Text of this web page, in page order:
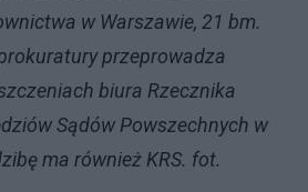
w Warszawie, 21 bm.
przeprowadza
biura Rzecznika
Sądów Powszechnych w
ma również KRS. fot.